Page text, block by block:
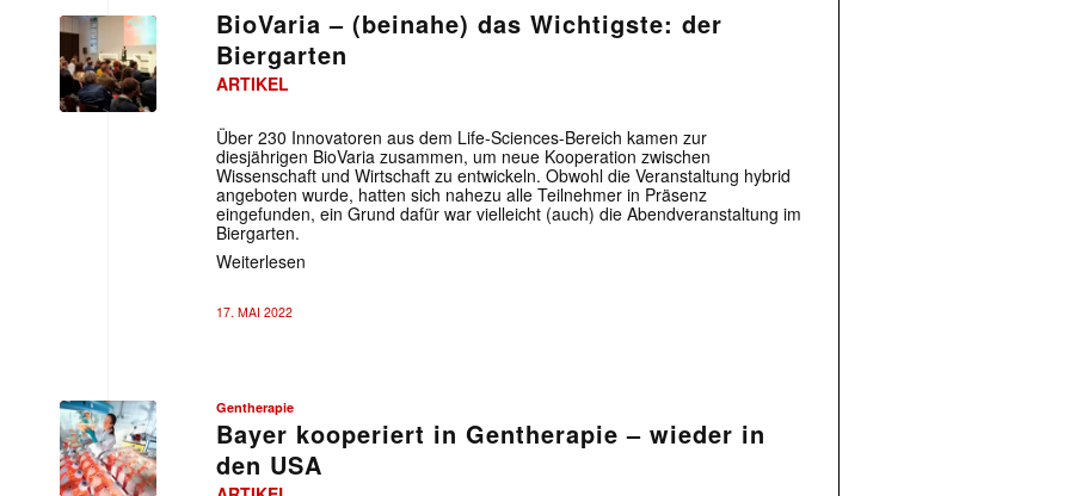
BioVaria – (beinahe) das Wichtigste: der
Biergarten
ARTIKEL
Über 230 Innovatoren aus dem Life-Sciences-Bereich kamen zur
diesjährigen BioVaria zusammen, um neue Kooperation zwischen
Wissenschaft und Wirtschaft zu entwickeln. Obwohl die Veranstaltung hybrid
angeboten wurde, hatten sich nahezu alle Teilnehmer in Präsenz
eingefunden, ein Grund dafür war vielleicht (auch) die Abendveranstaltung im
Biergarten.
Weiterlesen
17. MAI 2022
Gentherapie
Bayer kooperiert in Gentherapie – wieder in
den USA